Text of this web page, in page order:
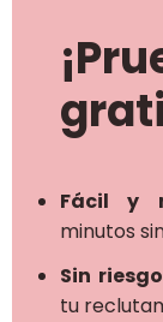
Fácil y
minutos
Sin
tu